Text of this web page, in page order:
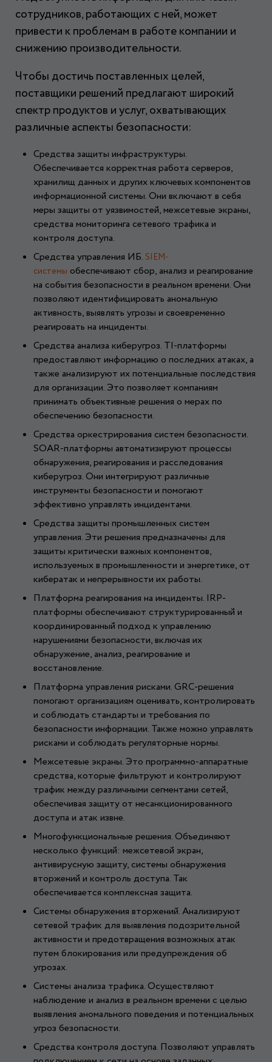
сотрудников, работающих с ней, может
привести к проблемам в работе компании и
снижению производительности.
Чтобы достичь поставленных целей,
поставщики решений предлагают широкий
спектр продуктов и услуг, охватывающих
различные аспекты безопасности:
Средства защиты инфраструктуры.
Обеспечивается корректная работа серверов,
хранилищ данных и других ключевых компонентов
информационной системы. Они включают в себя
меры защиты от уязвимостей, межсетевые экраны,
средства мониторинга сетевого трафика и
контроля доступа.
Средства управления ИБ. SIEM-
системы обеспечивают сбор, анализ и реагирование
на события безопасности в реальном времени. Они
позволяют идентифицировать аномальную
активность, выявлять угрозы и своевременно
реагировать на инциденты.
Средства анализа киберугроз. TI-платформы
предоставляют информацию о последних атаках, а
также анализируют их потенциальные последствия
для организации. Это позволяет компаниям
принимать объективные решения о мерах по
обеспечению безопасности.
Средства оркестрирования систем безопасности.
SOAR-платформы автоматизируют процессы
обнаружения, реагирования и расследования
киберугроз. Они интегрируют различные
инструменты безопасности и помогают
эффективно управлять инцидентами.
Средства защиты промышленных систем
управления. Эти решения предназначены для
защиты критически важных компонентов,
используемых в промышленности и энергетике, от
кибератак и непрерывности их работы.
Платформа реагирования на инциденты. IRP-
платформы обеспечивают структурированный и
координированный подход к управлению
нарушениями безопасности, включая их
обнаружение, анализ, реагирование и
восстановление.
Платформа управления рисками. GRC-решения
помогают организациям оценивать, контролировать
и соблюдать стандарты и требования по
безопасности информации. Также можно управлять
рисками и соблюдать регуляторные нормы.
Межсетевые экраны. Это программно-аппаратные
средства, которые фильтруют и контролируют
трафик между различными сегментами сетей,
обеспечивая защиту от несанкционированного
доступа и атак извне.
Многофункциональные решения. Объединяют
несколько функций: межсетевой экран,
антивирусную защиту, системы обнаружения
вторжений и контроль доступа. Так
обеспечивается комплексная защита.
Системы обнаружения вторжений. Анализируют
сетевой трафик для выявления подозрительной
активности и предотвращения возможных атак
путем блокирования или предупреждения об
угрозах.
Системы анализа трафика. Осуществляют
наблюдение и анализ в реальном времени с целью
выявления аномального поведения и потенциальных
угроз безопасности.
Средства контроля доступа. Позволяют управлять